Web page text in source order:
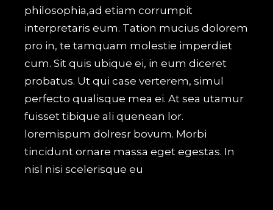
philosophia,ad etiam corrumpit
interpretaris eum. Tation mucius dolorem
pro in, te tamquam molestie imperdiet
cum. Sit quis ubique ei, in eum diceret
probatus. Ut qui case verterem, simul
perfecto qualisque mea ei. At sea utamur
fuisset tibique ali quenean lor.
loremispum dolresr bovum. Morbi
tincidunt ornare massa eget egestas. In
nisl nisi scelerisque eu